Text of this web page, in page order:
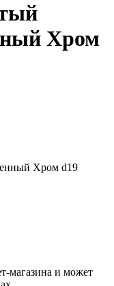
Хром
Хром d19
магазина и может